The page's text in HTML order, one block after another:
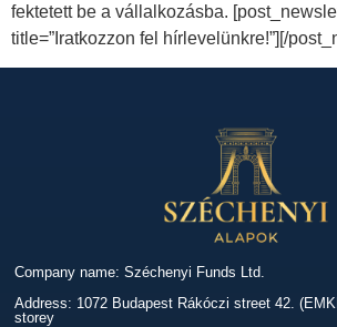
fektetett be a vállalkozásba.
title=”Iratkozzon fel hírlevelünkre!”][/
Company name: Széchenyi Funds Ltd.
Address: 1072 Budapest Rákóczi street 42.
storey